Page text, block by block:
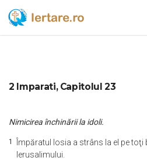
2 Imparati, Capitolul 23
Nimicirea închinării la idoli.
1
Împăratul Iosia a strâns la el pe toţi
Ierusalimului.